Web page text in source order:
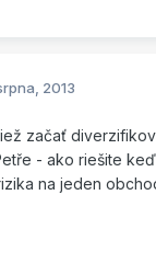
2013
začať
- ako riešite
na jeden